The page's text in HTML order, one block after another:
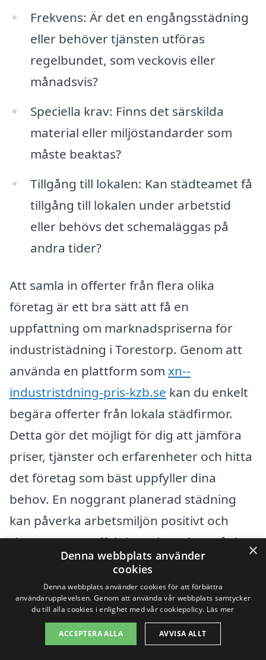
Frekvens: Är det en engångsstädning
eller behöver tjänsten utföras
regelbundet, som veckovis eller
månadsvis?
Speciella krav: Finns det särskilda
material eller miljöstandarder som
måste beaktas?
Tillgång till lokalen: Kan städteamet få
tillgång till lokalen under arbetstid
eller behövs det schemaläggas på
andra tider?
Att samla in offerter från flera olika
företag är ett bra sätt att få en
uppfattning om marknadspriserna för
industristädning i Torestorp. Genom att
använda en plattform som xn--
industristdning-pris-kzb.se kan du enkelt
begära offerter från lokala städfirmor.
Detta gör det möjligt för dig att jämföra
priser, tjänster och erfarenheter och hitta
det företag som bäst uppfyller dina
behov. En noggrant planerad städning
kan påverka arbetsmiljön positivt och
skapa en mer effektiv verksamhet, så det
lönar sig att göra sin forskning innan man
beslutar sig för en leverantör.
Få 3 erbjudanden, gratis och utan
förpliktelser
×
Denna webbplats använder
cookies
Denna webbplats använder cookies för att förbättra
användarupplevelsen. Genom att använda vår webbplats samtycker
du till alla cookies i enlighet med vår cookiepolicy. Läs mer
ACCEPTERA ALLA AVVISA ALLT